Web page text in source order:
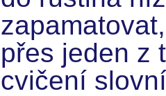
přes jeden z
cvičení